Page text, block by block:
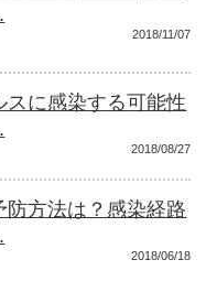
2018/11/07
スに感染する可能性
2018/08/27
防方法は？感染経路
2018/06/18